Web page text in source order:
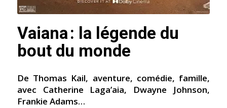
Vaiana : la légende du
bout du monde
De Thomas Kail, aventure, comédie, famille,
avec Catherine Laga’aia, Dwayne Johnson,
Frankie Adams…